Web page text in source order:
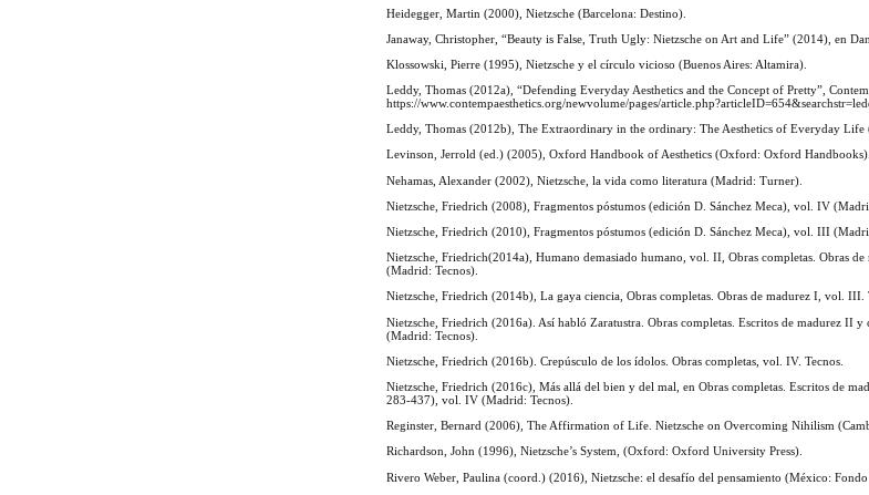
Heidegger, Martin (2000), Nietzsche (Barcelona: Destino).
Janaway, Christopher, “Beauty is False, Truth Ugly: Nietzsche on Art and Life” (2014), en
Klossowski, Pierre (1995), Nietzsche y el círculo vicioso (Buenos Aires: Altamira).
Leddy, Thomas (2012a), “Defending Everyday Aesthetics and the Concept of Pretty”,
https://www.contempaesthetics.org/newvolume/pages/
Leddy, Thomas (2012b), The Extraordinary in the ordinary: The Aesthetics of Everyday Life
Levinson, Jerrold (ed.) (2005), Oxford Handbook of Aesthetics (Oxford: Oxford Handbooks).
Nehamas, Alexander (2002), Nietzsche, la vida como literatura (Madrid: Turner).
Nietzsche, Friedrich (2008), Fragmentos póstumos (edición D. Sánchez Meca), vol. IV
Nietzsche, Friedrich (2010), Fragmentos póstumos (edición D. Sánchez Meca), vol. III
Nietzsche, Friedrich(2014a), Humano demasiado humano, vol. II, Obras completas. Obras
(Madrid: Tecnos).
Nietzsche, Friedrich (2014b), La gaya ciencia, Obras completas. Obras de madurez I, vol. III.
Nietzsche, Friedrich (2016a). Así habló Zaratustra. Obras completas. Escritos de madurez II
(Madrid: Tecnos).
Nietzsche, Friedrich (2016b). Crepúsculo de los ídolos. Obras completas, vol. IV. Tecnos.
Nietzsche, Friedrich (2016c), Más allá del bien y del mal, en Obras completas. Escritos de
283-437), vol. IV (Madrid: Tecnos).
Reginster, Bernard (2006), The Affirmation of Life. Nietzsche on Overcoming Nihilism
Richardson, John (1996), Nietzsche’s System, (Oxford: Oxford University Press).
Rivero Weber, Paulina (coord.) (2016), Nietzsche: el desafío del pensamiento (México: